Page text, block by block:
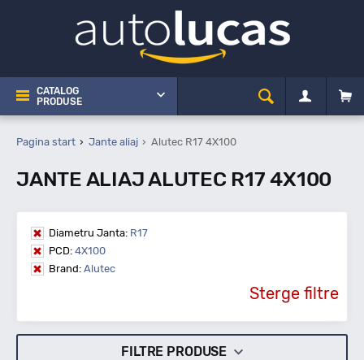
CATALOG
PRODUSE
Pagina start Jante aliaj Alutec R17 4X100
JANTE ALIAJ ALUTEC R17 4X100
Diametru Janta: R17
PCD: 4X100
Brand: Alutec
Sterge filtre
FILTRE PRODUSE